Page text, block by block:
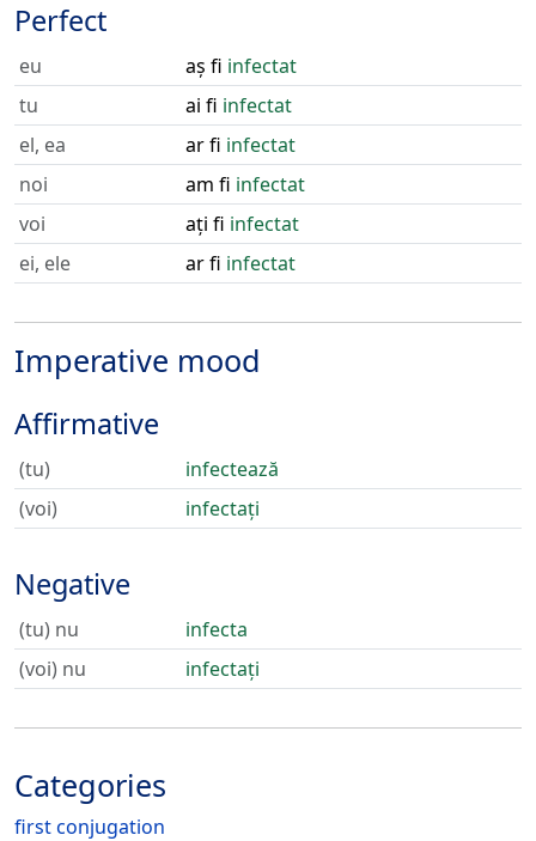
Perfect
eu aș fi infectat
tu
ai fi infectat
el, ea
ar fi infectat
noi
am fi infectat
voi
ați fi infectat
ei, ele
ar fi infectat
Imperative mood
Affirmative
(tu)
infectează
(voi)
infectați
Negative
(tu) nu
infecta
(voi) nu
infectați
Categories
first conjugation